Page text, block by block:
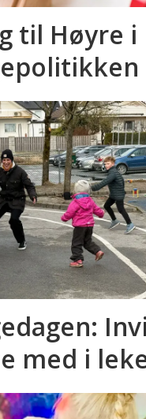
til Høyre i
med i